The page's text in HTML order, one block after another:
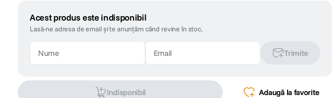
Acest produs este indisponibil
Lasă-ne adresa de email și te anunțăm când revine în stoc.
Trimite
Indisponibil Adaugă la favorite